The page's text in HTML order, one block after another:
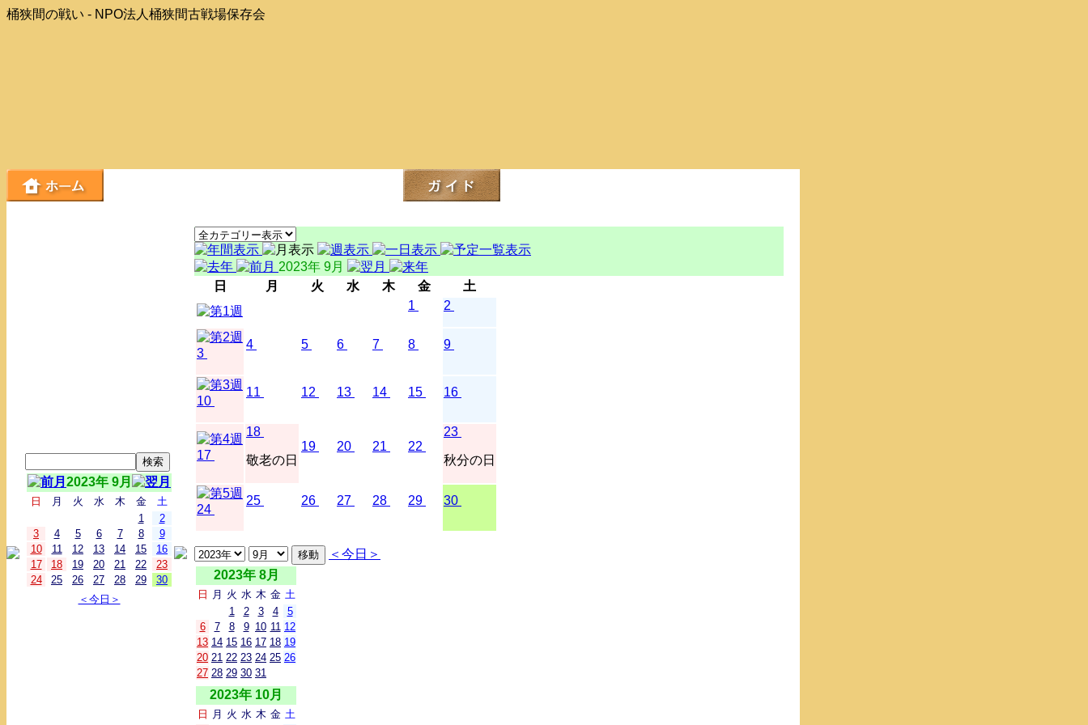
桶狭間の戦い - NPO法人桶狭間古戦場保存会
2023年 9月
日 月 火 水 木 金
土
1
2
3
4 5 6 7 8
9
10
11 12 13 14 15
16
17
18 19 20 21 22
23
24
25 26 27 28 29
30
＜今日＞
2023年 9月
日
月 火 水 木 金
土
1
2
3
4 5 6 7 8 9
10
11 12 13 14 15 16
17
18
敬老の日
19 20 21 22
23
秋分の日
24
25 26 27 28 29 30
＜今日＞
2023年 8月
日 月 火 水 木 金 土
1
2 3 4
5
6
7 8 9 10 11 12
13 14 15 16 17 18 19
20 21 22 23 24 25 26
27 28 29 30 31
2023年 10月
日 月 火 水 木 金 土